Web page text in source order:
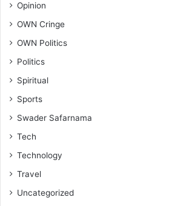
Opinion
OWN Cringe
OWN Politics
Politics
Spiritual
Sports
Swader Safarnama
Tech
Technology
Travel
Uncategorized